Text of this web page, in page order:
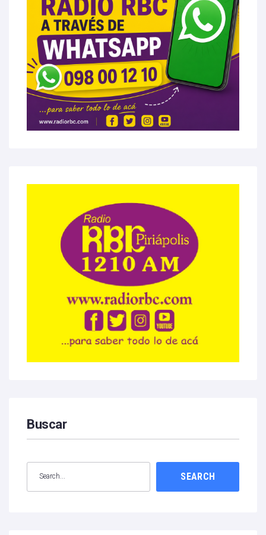
Buscar
SEARCH